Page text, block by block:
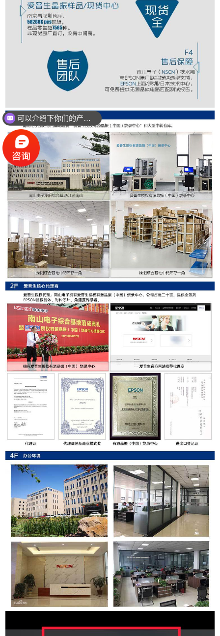
可以介绍下你们的产品么？